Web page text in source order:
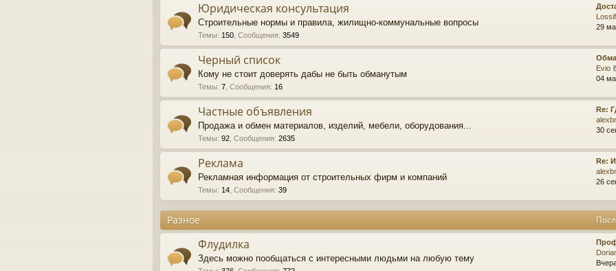
Юридическая консультация
Строительные нормы и правила, жилищно-коммунальные вопросы
Темы: 150 Сообщения: 3549
Lossif
29
Черный список
Кому не стоит доверять дабы не быть обманутым
Темы: 7 Сообщения: 16
Evio
04
Частные объявления
Продажа и обмен материалов, изделий, мебели, оборудования...
Темы: 92 Сообщения: 2635
Re:
30
Реклама
Рекламная информация от строительных фирм и компаний
Темы: 14 Сообщения: 39
Re:
26
Разное
Флудилка
Здесь можно пообщаться с интересными людьми на любую тему